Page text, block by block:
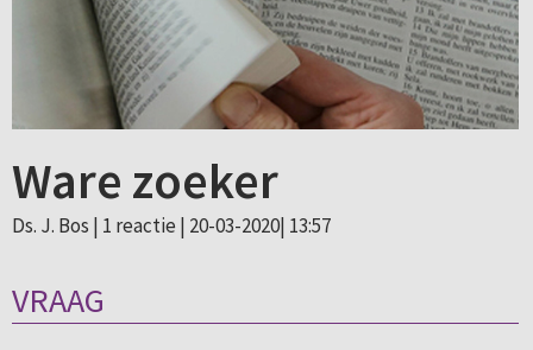
Ware zoeker
Ds. J. Bos | 1 reactie | 20-03-2020| 13:57
VRAAG